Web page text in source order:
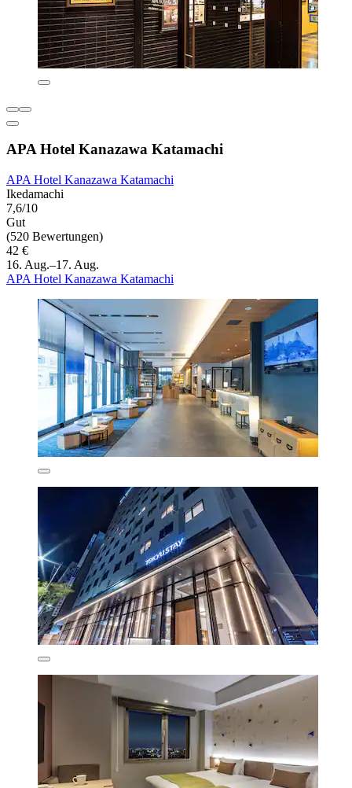
APA Hotel Kanazawa Katamachi
APA Hotel Kanazawa Katamachi
Ikedamachi
7,6/10
Gut
(520 Bewertungen)
42 €
16. Aug.–17. Aug.
APA Hotel Kanazawa Katamachi